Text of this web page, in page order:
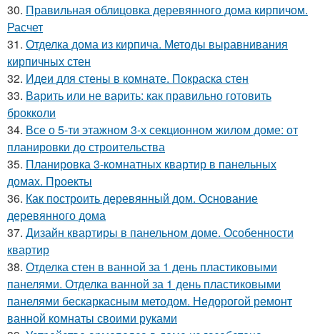
30. Правильная облицовка деревянного дома кирпичом.
Расчет
31. Отделка дома из кирпича. Методы выравнивания
кирпичных стен
32. Идеи для стены в комнате. Покраска стен
33. Варить или не варить: как правильно готовить
брокколи
34. Все о 5-ти этажном 3-х секционном жилом доме: от
планировки до строительства
35. Планировка 3-комнатных квартир в панельных
домах. Проекты
36. Как построить деревянный дом. Основание
деревянного дома
37. Дизайн квартиры в панельном доме. Особенности
квартир
38. Отделка стен в ванной за 1 день пластиковыми
панелями. Отделка ванной за 1 день пластиковыми
панелями бескаркасным методом. Недорогой ремонт
ванной комнаты своими руками